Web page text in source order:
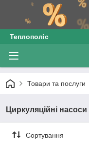
Теплополіс
Товари та послуги
Циркуляційні насоси
Сортування